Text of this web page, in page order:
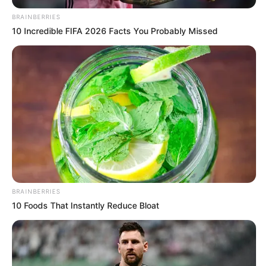
BRAINBERRIES
10 Incredible FIFA 2026 Facts You Probably Missed
BRAINBERRIES
10 Foods That Instantly Reduce Bloat